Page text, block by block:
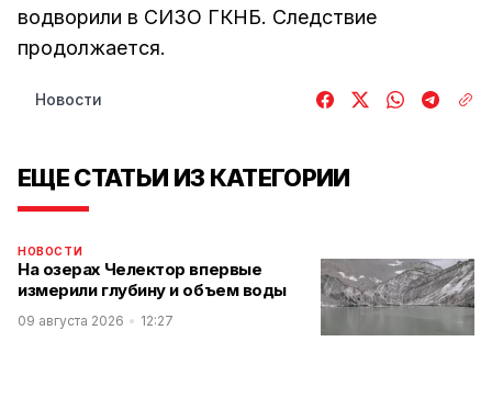
водворили в СИЗО ГКНБ. Следствие
продолжается.
Новости
ЕЩЕ СТАТЬИ ИЗ КАТЕГОРИИ
НОВОСТИ
На озерах Челектор впервые
измерили глубину и объем воды
09 августа 2026 12:27